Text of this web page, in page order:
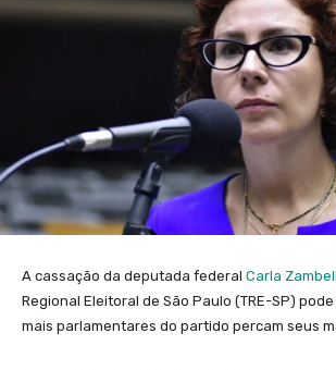
A cassação da deputada federal Carla
Regional Eleitoral de São Paulo (TRE-SP)
mais parlamentares do partido percam seus